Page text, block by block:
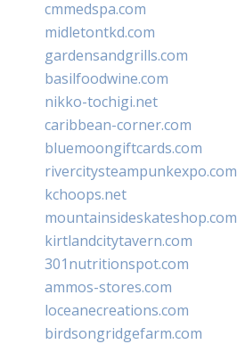
cmmedspa.com
midletontkd.com
gardensandgrills.com
basilfoodwine.com
nikko-tochigi.net
caribbean-corner.com
bluemoongiftcards.com
rivercitysteampunkexpo.com
kchoops.net
mountainsideskateshop.com
kirtlandcitytavern.com
301nutritionspot.com
ammos-stores.com
loceanecreations.com
birdsongridgefarm.com